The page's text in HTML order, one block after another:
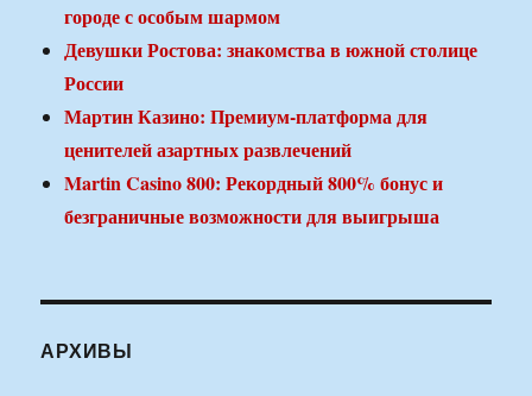
городе с особым шармом
Девушки Ростова: знакомства в южной столице
России
Мартин Казино: Премиум-платформа для
ценителей азартных развлечений
Martin Casino 800: Рекордный 800% бонус и
безграничные возможности для выигрыша
АРХИВЫ